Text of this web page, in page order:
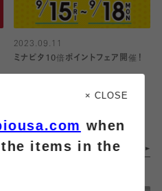
2023.09.11
ミナピタ10倍ポイントフェア開催！
靴下屋× CLOSE
when
items in the